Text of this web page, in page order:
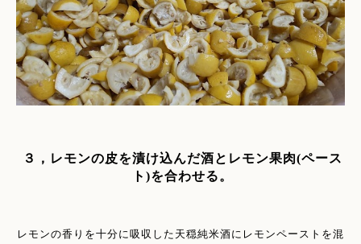
３，レモンの皮を漬け込んだ酒とレモン果肉(ペース
ト)を合わせる。
レモンの香りを十分に吸収した天穏純米酒にレモンペーストを混